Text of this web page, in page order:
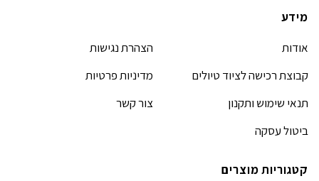
מידע
אודות
קבוצת רכישה לציוד טיולים
תנאי שימוש ותקנון
ביטול עסקה
הצהרת נגישות
מדיניות פרטיות
צור קשר
קטגוריות מוצרים